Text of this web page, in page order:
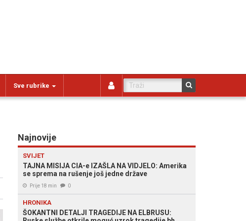
Sve rubrike
Najnovije
SVIJET
TAJNA MISIJA CIA-e IZAŠLA NA VIDJELO: Amerika
se sprema na rušenje još jedne države
Prije 18 min 0
HRONIKA
ŠOKANTNI DETALJI TRAGEDIJE NA ELBRUSU: